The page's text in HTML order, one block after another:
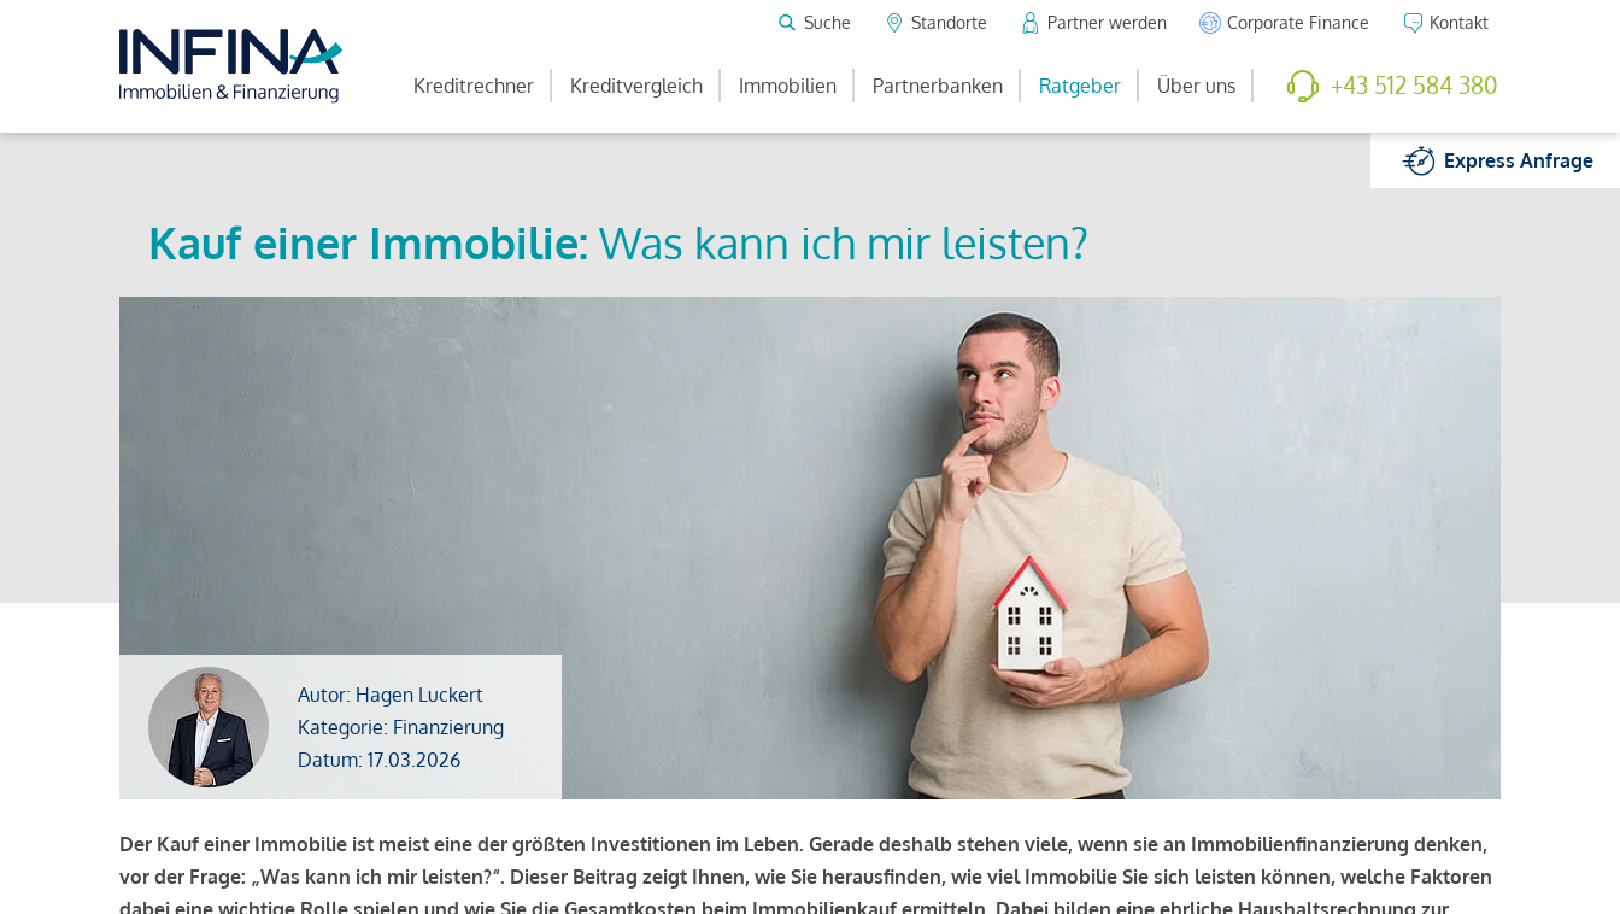
Suche Standorte Partner werden Corporate Finance Kontakt
Kreditrechner Kreditvergleich Immobilien Partnerbanken Ratgeber Über uns +43 512 584 380
ExpressAnfrage
Kauf einer Immobilie: Was kann ich mir leisten?
Autor: Hagen Luckert
Kategorie: Finanzierung
Datum: 17.03.2026
Der Kauf einer Immobilie ist meist eine der größten Investitionen im Leben. Gerade deshalb stehen viele, wenn sie an Immobilienfinanzierung denken,
vor der Frage: „Was kann ich mir leisten?“. Dieser Beitrag zeigt Ihnen, wie Sie herausfinden, wie viel Immobilie Sie sich leisten können, welche Faktoren